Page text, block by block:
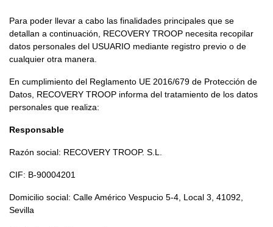
Para poder llevar a cabo las finalidades principales que se
detallan a continuación, RECOVERY TROOP necesita recopilar
datos personales del USUARIO mediante registro previo o de
cualquier otra manera.
En cumplimiento del Reglamento UE 2016/679 de Protección de
Datos, RECOVERY TROOP informa del tratamiento de los datos
personales que realiza:
Responsable
Razón social: RECOVERY TROOP. S.L.
CIF: B-90004201
Domicilio social: Calle Américo Vespucio 5-4, Local 3, 41092,
Sevilla